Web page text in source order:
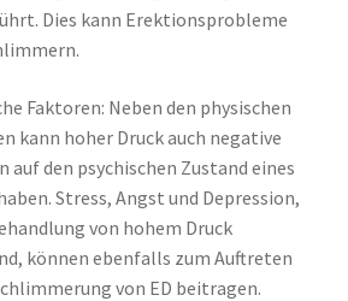
Dies kann Erektionsprobleme
Faktoren: Neben den physischen
kann hoher Druck auch negative
auf den psychischen Zustand eines
Stress, Angst und Depression,
von hohem Druck
können ebenfalls zum Auftreten
von ED beitragen.